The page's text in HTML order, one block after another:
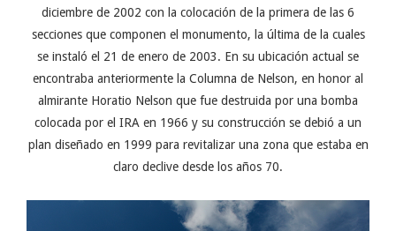
diciembre de 2002 con la colocación de la primera de las 6
secciones que componen el monumento, la última de la cuales
se instaló el 21 de enero de 2003. En su ubicación actual se
encontraba anteriormente la Columna de Nelson, en honor al
almirante Horatio Nelson que fue destruida por una bomba
colocada por el IRA en 1966 y su construcción se debió a un
plan diseñado en 1999 para revitalizar una zona que estaba en
claro declive desde los años 70.